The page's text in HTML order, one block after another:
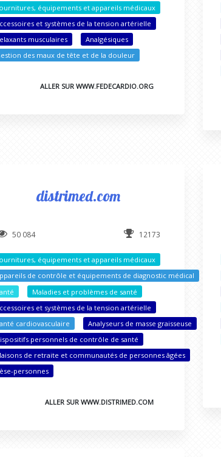
équipements et appareils médicaux
et systèmes de la tension artérielle
musculaires
Analgésiques
des maux de tête et de la douleur
ALLER SUR WWW.FEDECARDIO.ORG
distrimed.com
50 084 12173
équipements et appareils médicaux
de contrôle et équipements de diagnostic médical
Maladies et problèmes de santé
et systèmes de la tension artérielle
cardiovasculaire
Analyseurs de masse graisseuse
personnels de contrôle de santé
de retraite et communautés de personnes âgées
personnes
ALLER SUR WWW.DISTRIMED.COM